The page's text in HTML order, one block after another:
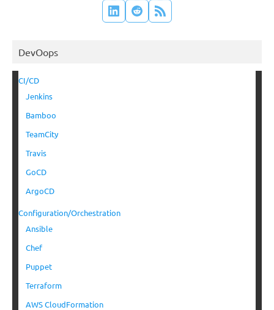
DevOops
CI/CD
Jenkins
Bamboo
TeamCity
Travis
GoCD
ArgoCD
Configuration/Orchestration
Ansible
Chef
Puppet
Terraform
AWS CloudFormation